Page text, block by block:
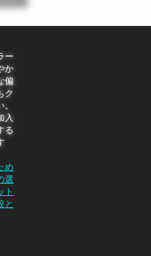
ー
か
偏
ク
入
る
め
選
ト
と